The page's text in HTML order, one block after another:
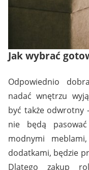
Jak wybrać
Odpowiednio
nadać wnętrzu
być także odwrotny
nie będą
modnymi
dodatkami, będzie
Dlatego zakup